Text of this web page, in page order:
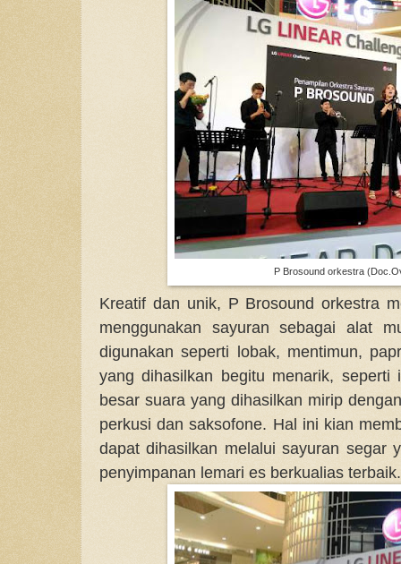
P Brosound orkestra
Kreatif dan unik, P Brosound orkestra
menggunakan sayuran sebagai alat
digunakan seperti lobak, mentimun,
yang dihasilkan begitu menarik, seperti
besar suara yang dihasilkan mirip
perkusi dan saksofone. Hal ini kian
dapat dihasilkan melalui sayuran segar
penyimpanan lemari es berkualias terbaik.